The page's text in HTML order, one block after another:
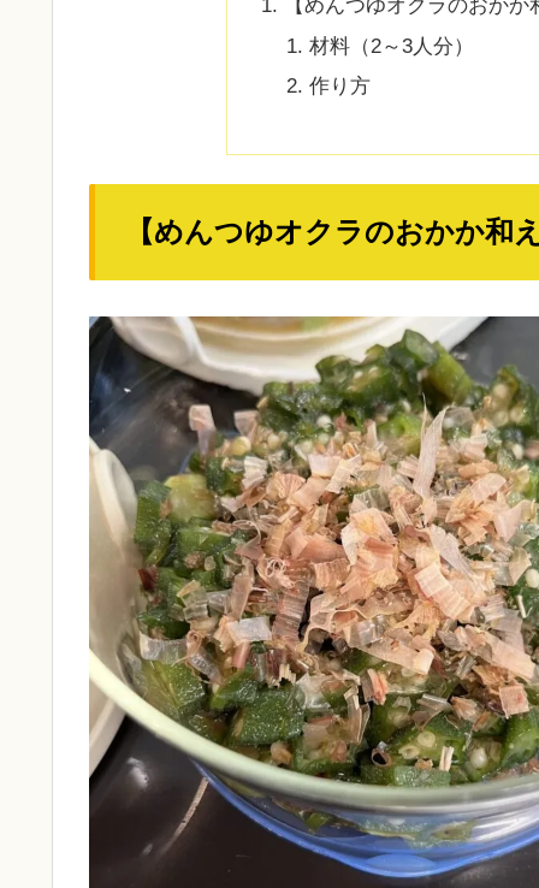
【めんつゆオクラのおか
材料（2～3人分）
作り方
【めんつゆオクラのおかか和